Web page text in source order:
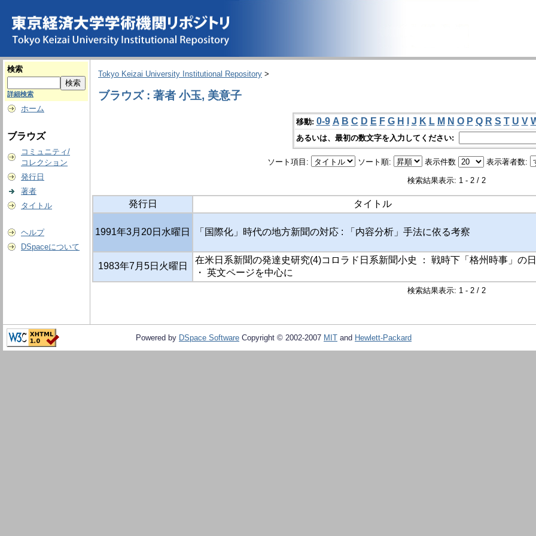
検索
詳細検索
ホーム
ブラウズ
コミュニティ/
コレクション
発行日
著者
タイトル
ヘルプ
DSpaceについて
Tokyo Keizai University Institutional Repository >
ブラウズ : 著者 小玉, 美意子
移動: 0-9 A B C D E F G H J K L M N O P Q R S T U V
あるいは、最初の数文字を入力してください:
ソート項目: ソート順: 表示件数 表示著者数:
検索結果表示: 1 - 2 / 2
発行日 タイトル
1991年3月20日水曜日 「国際化」時代の地方新聞の対応 : 「内容分析」手法に依る考察
1983年7月5日火曜日
在米日系新聞の発達史研究(4)コロラド日系新聞小史 ： 戦時下「格州時事」の
・ 英文ページを中心に
検索結果表示: 1 - 2 / 2
Powered by DSpace Software Copyright © 2002-2007 MIT and Hewlett-Packard